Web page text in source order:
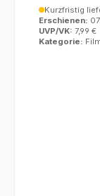
Kurzfristig
Erschienen:
UVP/VK: 7,99 €
Kategorie: